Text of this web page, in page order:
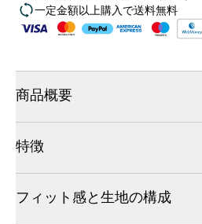
一定金額以上購入で送料無料
商品概要
特徴
フィット感と生地の構成